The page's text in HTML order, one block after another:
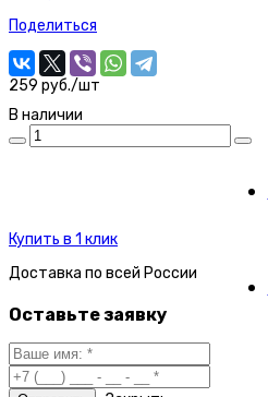
Поделиться
259 руб./шт
В наличии
Купить в 1 клик
Доставка по всей России
Оставьте заявку